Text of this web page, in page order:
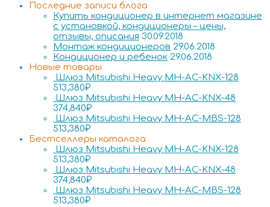
Последние записи блога
Купить кондиционер в интернет магазине
с установкой, кондиционеры – цены,
отзывы, описания 30.09.2018
Монтаж кондиционеров 29.06.2018
Кондиционер и ребенок 29.06.2018
Новые товары
Шлюз Mitsubishi Heavy MH-AC-KNX-128
513,380₽
Шлюз Mitsubishi Heavy MH-AC-KNX-48
374,840₽
Шлюз Mitsubishi Heavy MH-AC-MBS-128
513,380₽
Бестселлеры каталога
Шлюз Mitsubishi Heavy MH-AC-KNX-128
513,380₽
Шлюз Mitsubishi Heavy MH-AC-KNX-48
374,840₽
Шлюз Mitsubishi Heavy MH-AC-MBS-128
513,380₽